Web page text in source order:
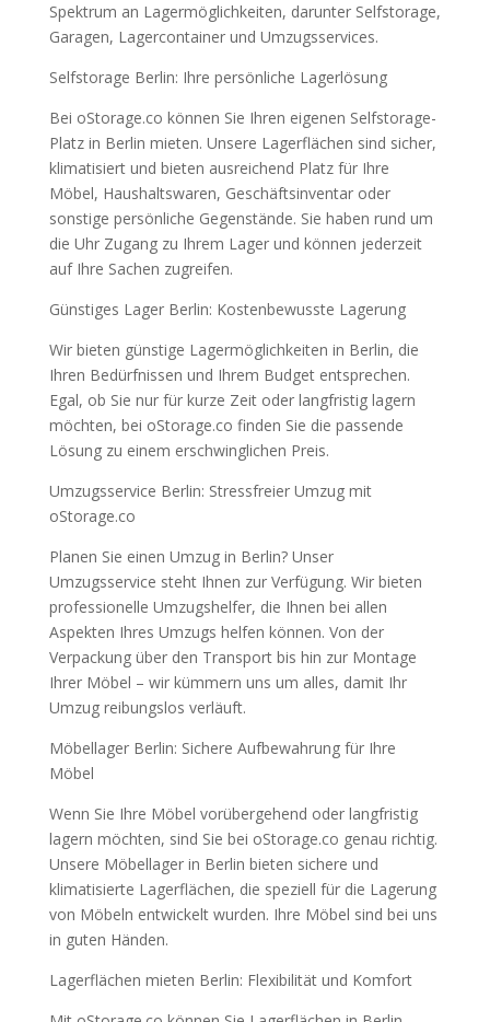
Spektrum an Lagermöglichkeiten, darunter Selfstorage,
Garagen, Lagercontainer und Umzugsservices.
Selfstorage Berlin: Ihre persönliche Lagerlösung
Bei oStorage.co können Sie Ihren eigenen Selfstorage-
Platz in Berlin mieten. Unsere Lagerflächen sind sicher,
klimatisiert und bieten ausreichend Platz für Ihre
Möbel, Haushaltswaren, Geschäftsinventar oder
sonstige persönliche Gegenstände. Sie haben rund um
die Uhr Zugang zu Ihrem Lager und können jederzeit
auf Ihre Sachen zugreifen.
Günstiges Lager Berlin: Kostenbewusste Lagerung
Wir bieten günstige Lagermöglichkeiten in Berlin, die
Ihren Bedürfnissen und Ihrem Budget entsprechen.
Egal, ob Sie nur für kurze Zeit oder langfristig lagern
möchten, bei oStorage.co finden Sie die passende
Lösung zu einem erschwinglichen Preis.
Umzugsservice Berlin: Stressfreier Umzug mit
oStorage.co
Planen Sie einen Umzug in Berlin? Unser
Umzugsservice steht Ihnen zur Verfügung. Wir bieten
professionelle Umzugshelfer, die Ihnen bei allen
Aspekten Ihres Umzugs helfen können. Von der
Verpackung über den Transport bis hin zur Montage
Ihrer Möbel – wir kümmern uns um alles, damit Ihr
Umzug reibungslos verläuft.
Möbellager Berlin: Sichere Aufbewahrung für Ihre
Möbel
Wenn Sie Ihre Möbel vorübergehend oder langfristig
lagern möchten, sind Sie bei oStorage.co genau richtig.
Unsere Möbellager in Berlin bieten sichere und
klimatisierte Lagerflächen, die speziell für die Lagerung
von Möbeln entwickelt wurden. Ihre Möbel sind bei uns
in guten Händen.
Lagerflächen mieten Berlin: Flexibilität und Komfort